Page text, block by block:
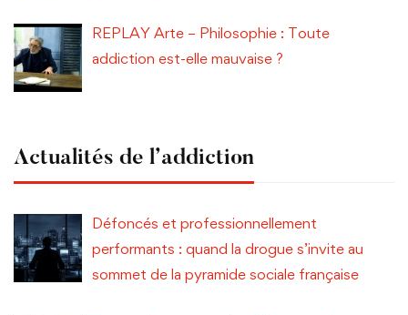
REPLAY Arte – Philosophie : Toute
addiction est-elle mauvaise ?
Actualités de l’addiction
Défoncés et professionnellement
performants : quand la drogue s’invite au
sommet de la pyramide sociale française